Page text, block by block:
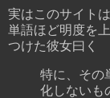
実はこのサイト
単語ほど明度を
つけた彼女曰く
特に、その
化しないも